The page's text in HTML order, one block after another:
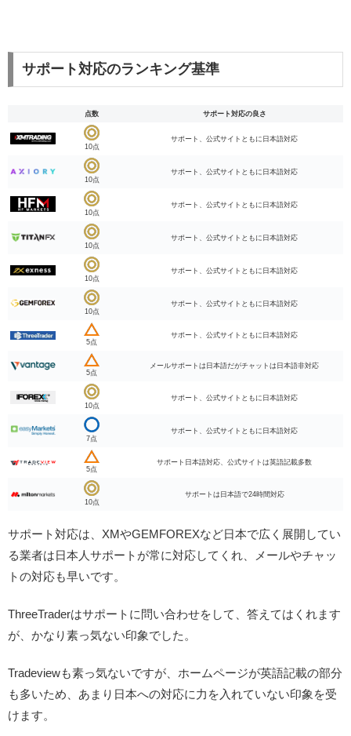
サポート対応のランキング基準
点数 サポート対応の良さ
10点
サポート、公式サイトともに日本語対応
10点
サポート、公式サイトともに日本語対応
10点
サポート、公式サイトともに日本語対応
10点
サポート、公式サイトともに日本語対応
10点
サポート、公式サイトともに日本語対応
10点
サポート、公式サイトともに日本語対応
5点
サポート、公式サイトともに日本語対応
5点
メールサポートは日本語だがチャットは日本語非対応
10点
サポート、公式サイトともに日本語対応
7点
サポート、公式サイトともに日本語対応
5点
サポート日本語対応、公式サイトは英語記載多数
10点
サポートは日本語で24時間対応
サポート対応は、XMやGEMFOREXなど日本で広く展開してい
る業者は日本人サポートが常に対応してくれ、メールやチャッ
トの対応も早いです。
ThreeTraderはサポートに問い合わせをして、答えてはくれます
が、かなり素っ気ない印象でした。
Tradeviewも素っ気ないですが、ホームページが英語記載の部分
も多いため、あまり日本への対応に力を入れていない印象を受
けます。